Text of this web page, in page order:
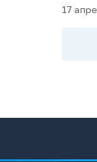
17